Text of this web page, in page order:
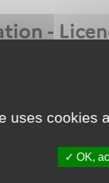
uses cookies
OK,
-
candidat en
- QC/
candidat en
d'un candidat en
pour une
IRSE